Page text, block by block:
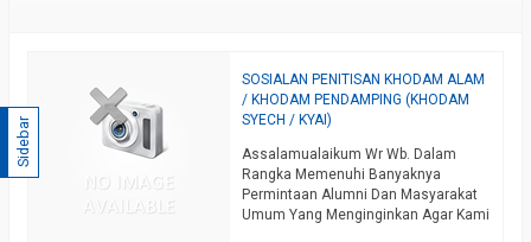
SOSIALAN PENITISAN KHODAM ALAM
/ KHODAM PENDAMPING (KHODAM
SYECH / KYAI)
Assalamualaikum Wr Wb. Dalam
Rangka Memenuhi Banyaknya
Permintaan Alumni Dan Masyarakat
Umum Yang Menginginkan Agar Kami
Sidebar